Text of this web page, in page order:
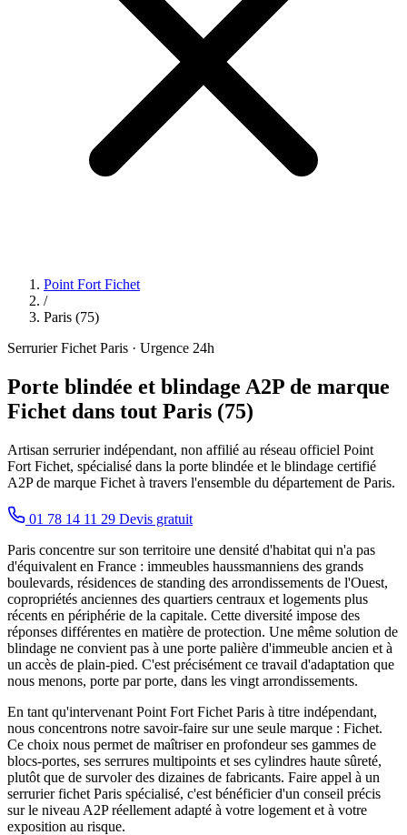
Point Fort Fichet
/
Paris (75)
Serrurier Fichet Paris · Urgence 24h
Porte blindée et blindage A2P de marque
Fichet dans tout Paris (75)
Artisan serrurier indépendant, non affilié au réseau officiel Point
Fort Fichet, spécialisé dans la porte blindée et le blindage certifié
A2P de marque Fichet à travers l'ensemble du département de Paris.
01 78 14 11 29 Devis gratuit
Paris concentre sur son territoire une densité d'habitat qui n'a pas
d'équivalent en France : immeubles haussmanniens des grands
boulevards, résidences de standing des arrondissements de l'Ouest,
copropriétés anciennes des quartiers centraux et logements plus
récents en périphérie de la capitale. Cette diversité impose des
réponses différentes en matière de protection. Une même solution de
blindage ne convient pas à une porte palière d'immeuble ancien et à
un accès de plain-pied. C'est précisément ce travail d'adaptation que
nous menons, porte par porte, dans les vingt arrondissements.
En tant qu'intervenant Point Fort Fichet Paris à titre indépendant,
nous concentrons notre savoir-faire sur une seule marque : Fichet.
Ce choix nous permet de maîtriser en profondeur ses gammes de
blocs-portes, ses serrures multipoints et ses cylindres haute sûreté,
plutôt que de survoler des dizaines de fabricants. Faire appel à un
serrurier fichet Paris spécialisé, c'est bénéficier d'un conseil précis
sur le niveau A2P réellement adapté à votre logement et à votre
exposition au risque.